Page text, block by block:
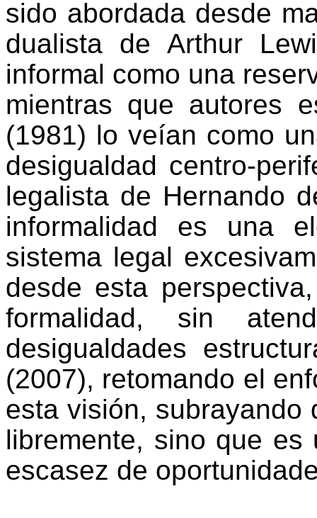
sido abordada desde
dualista de Arthur
informal como una
mientras que autores
(1981) lo veían como
desigualdad centro-
legalista de Hernando
informalidad es una
sistema legal
desde esta
formalidad, sin
desigualdades
(2007), retomando el
esta visión, subrayando
libremente, sino que
escasez de